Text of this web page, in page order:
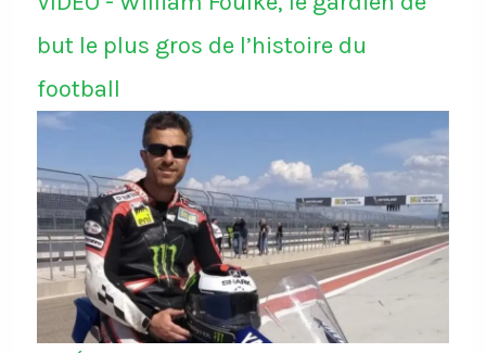
but le plus gros de l’histoire du
football